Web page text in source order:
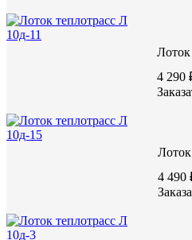
предназначены для
обустройство с использование
Лоток
4 290
4 490